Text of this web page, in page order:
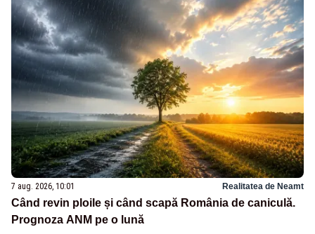
7 aug. 2026, 10:01 Realitatea de Neamt
Când revin ploile și când scapă România de caniculă.
Prognoza ANM pe o lună